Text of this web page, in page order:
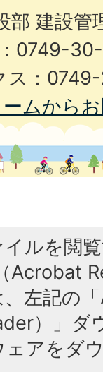
部 建設管
0749-
ス：
ムから
イルを閲
Acrobat
左記の
）」ダ
アをダ